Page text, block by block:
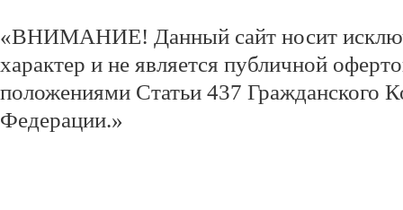
«ВНИМАНИЕ! Данный сайт носит
характер и не является публичной
положениями Статьи 437 Гражданского
Федерации.»